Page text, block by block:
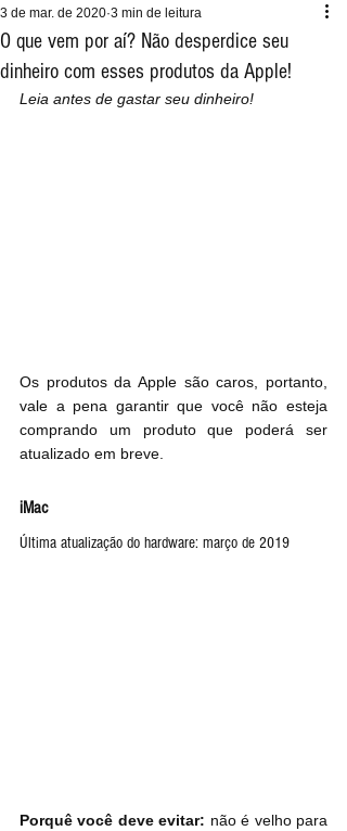
O que vem por aí? Não desperdice seu
dinheiro com esses produtos da Apple!
3 de mar. de 2020 3 min de leitura
Leia antes de gastar seu dinheiro!
Os produtos da Apple são caros, portanto,
vale a pena garantir que você não esteja
comprando um produto que poderá ser
atualizado em breve.
iMac
Última atualização do hardware: março de 2019
Porquê você deve evitar: não é velho para